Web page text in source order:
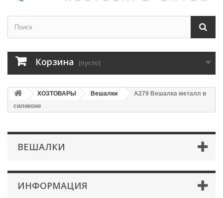
Корзина (пусто)
ХОЗТОВАРЫ Вешалки
A279 Вешалка металл в
силиконе
ВЕШАЛКИ
ИНФОРМАЦИЯ